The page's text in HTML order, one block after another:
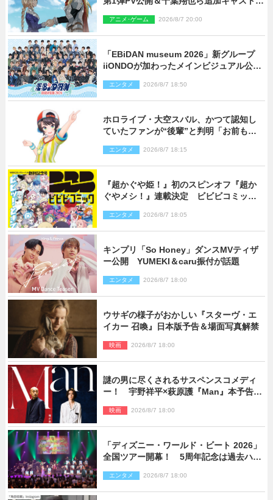
アニメ･ゲーム 2026/8/7 20:00
「EBiDAN museum 2026」新グループ
iiONDOが加わったメインビジュアル公
エンタメ 2026/8/7 18:50
ホロライブ・大空スバル、かつて認知し
ていたファンが“後輩”と判明「お前もし
エンタメ 2026/8/7 18:15
『超かぐや姫！』初のスピンオフ『超か
ぐやメシ！』連載決定 ビビビコミック
エンタメ 2026/8/7 18:05
キンプリ「So Honey」ダンスMVティザ
ー公開 YUMEKI＆caru振付が話題
エンタメ 2026/8/7 18:00
ウサギの様子がおかしい『スターヴ・エ
イカー 召喚』日本版予告＆場面写真解禁
映画 2026/8/7 18:00
謎の男に尽くされるサスペンスコメディ
ー！ 宇野祥平×萩原護『Man』本予告＆
映画 2026/8/7 18:00
「ディズニー・ワールド・ビート 2026」
全国ツアー開幕！ 5周年記念は過去ハイ
ポート】
エンタメ 2026/8/7 18:00